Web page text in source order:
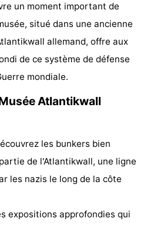
un moment important de
situé dans une ancienne
allemand, offre aux
de ce système de défense
mondiale.
Atlantikwall
les bunkers bien
de l'Atlantikwall, une ligne
les nazis le long de la côte
expositions approfondies qui